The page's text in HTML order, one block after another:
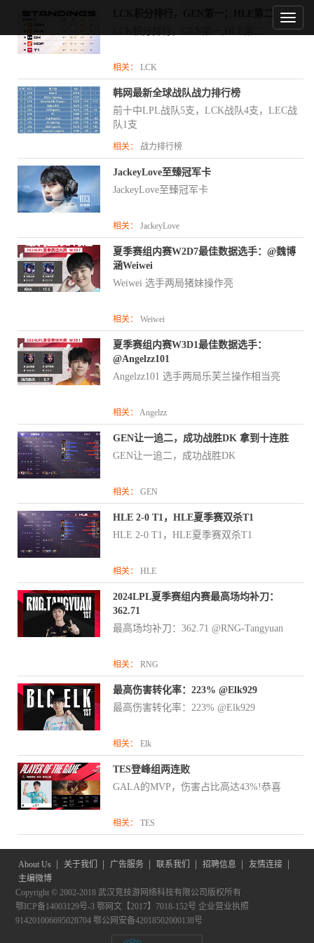
相关： LCK
韩网最新全球战队战力排行榜
前十中LPL战队5支，LCK战队4支，LEC战
队1支
相关： 战力排行榜
JackeyLove至臻冠军卡
JackeyLove至臻冠军卡
相关： JackeyLove
夏季赛组内赛W2D7最佳数据选手：@魏博
涵Weiwei
Weiwei 选手两局猪妹操作亮
相关： Weiwei
夏季赛组内赛W3D1最佳数据选手：
@Angelzz101
Angelzz101 选手两局乐芙兰操作相当亮
相关： Angelzz
GEN让一追二，成功战胜DK 拿到十连胜
GEN让一追二，成功战胜DK
相关： GEN
HLE 2-0 T1，HLE夏季赛双杀T1
HLE 2-0 T1，HLE夏季赛双杀T1
相关： HLE
2024LPL夏季赛组内赛最高场均补刀：
362.71
最高场均补刀：362.71 @RNG-Tangyuan
相关： RNG
最高伤害转化率：223% @Elk929
最高伤害转化率：223% @Elk929
相关： Elk
TES登峰组两连败
GALA的MVP，伤害占比高达43%!恭喜
相关： TES
About Us 关于我们 广告服务 联系我们 招聘信息 友情连接
主编微博
Copyright © 2002-2018 武汉竞技游网络科技有限公司版权所有
鄂ICP备14003129号-3 鄂网文【2017】7018-152号 企业营业执照
914201006695028704 鄂公网安备42018502000138号